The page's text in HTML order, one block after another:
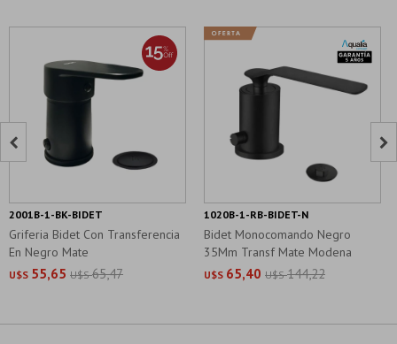
Griferia Bidet Con Transferencia
En Negro Mate
U$S 55,65 U$S 65,47
2001B-1-BK-BIDET
Bidet Monocomando Negro
35Mm Transf Mate Modena
U$S 65,40 U$S 144,22
1020B-1-RB-BIDET-N
 